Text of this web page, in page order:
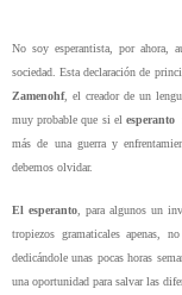
No soy esperantista, por ahora,
sociedad. Esta declaración de
Zamenohf, el creador de un
muy probable que si el esperanto
más de una guerra y
debemos olvidar.
El esperanto , para algunos un
tropiezos gramaticales apenas,
dedicándole unas pocas horas
una oportunidad para salvar las